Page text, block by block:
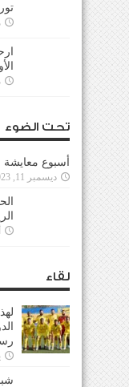
تحت الضوء
أسبوع
ديسمبر 11, 2023
لقاء